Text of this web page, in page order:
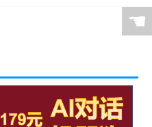
☚